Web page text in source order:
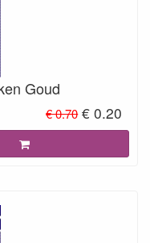
Goud
€ 0.70 € 0.20